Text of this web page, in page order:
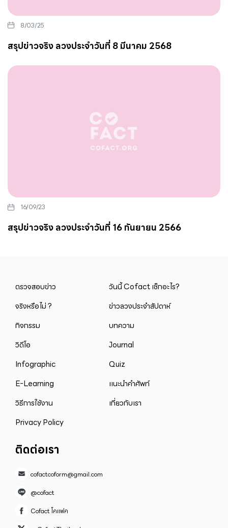
8/03/25
สรุปข่าวจริง ลวงประจำวันที่ 8 มีนาคม 2568
16/09/23
สรุปข่าวจริง ลวงประจำวันที่ 16 กันยายน 2566
ตรวจสอบข่าว
วันนี้ Cofact เช็กอะไร?
จริงหรือไม่ ?
ข่าวลวงประจำสัปดาห์
กิจกรรม
บทความ
วิดีโอ
Journal
Infographic
Quiz
E-Learning
แนะนำคำศัพท์
วิธีการใช้งาน
เกี่ยวกับเรา
Privacy Policy
ติดต่อเรา
cofactcoform@gmail.com
@cofact
Cofact โคแฟค